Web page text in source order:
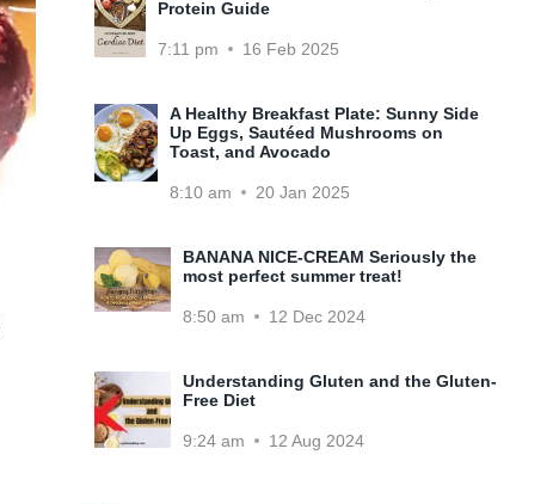
Protein Guide
7:11 pm 16 Feb 2025
A Healthy Breakfast Plate: Sunny Side
Up Eggs, Sautéed Mushrooms on
Toast, and Avocado
8:10 am 20 Jan 2025
BANANA NICE-CREAM Seriously the
most perfect summer treat!
8:50 am 12 Dec 2024
Understanding Gluten and the Gluten-
Free Diet
9:24 am 12 Aug 2024